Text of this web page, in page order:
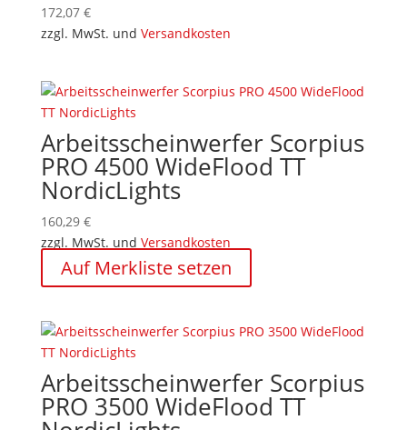
172,07 €
zzgl. MwSt. und Versandkosten
Arbeitsscheinwerfer Scorpius
PRO 4500 WideFlood TT
NordicLights
160,29 €
zzgl. MwSt. und Versandkosten
Auf Merkliste setzen
Arbeitsscheinwerfer Scorpius
PRO 3500 WideFlood TT